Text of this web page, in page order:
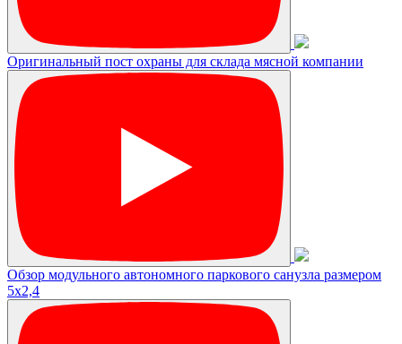
Оригинальный пост охраны для склада мясной компании
Обзор модульного автономного паркового санузла размером
5х2,4